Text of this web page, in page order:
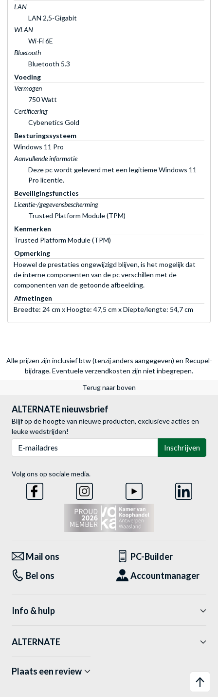
LAN
LAN 2,5-Gigabit
WLAN
Wi-Fi 6E
Bluetooth
Bluetooth 5.3
Voeding
Vermogen
750 Watt
Certificering
Cybenetics Gold
Besturingssysteem
Windows 11 Pro
Aanvullende informatie
Deze pc wordt geleverd met een legitieme Windows 11
Pro licentie.
Beveiligingsfuncties
Licentie-/gegevensbescherming
Trusted Platform Module (TPM)
Kenmerken
Trusted Platform Module (TPM)
Opmerking
Hoewel de prestaties ongewijzigd blijven, is het mogelijk dat
de interne componenten van de pc verschillen met de
componenten van de getoonde afbeelding.
Afmetingen
Breedte: 24 cm x Hoogte: 47,5 cm x Diepte/lengte: 54,7 cm
Alle prijzen zijn inclusief btw (tenzij anders aangegeven) en Recupel-
bijdrage. Eventuele verzendkosten zijn niet inbegrepen.
Terug naar boven
ALTERNATE nieuwsbrief
Blijf op de hoogte van nieuwe producten, exclusieve acties en
leuke wedstrijden!
Inschrijven
Volg ons op sociale media.
Mail ons
PC-Builder
Bel ons
Accountmanager
Info & hulp
ALTERNATE
Plaats een review